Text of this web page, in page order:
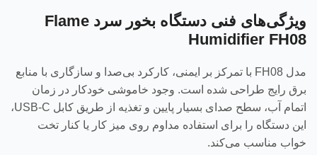
ویژگی‌های فنی دستگاه بخور سرد Flame
Humidifier FH08
مدل FH08 با تمرکز بر ایمنی، کارکرد بی‌صدا و سازگاری با منابع
برق رایج طراحی شده است. وجود خاموشی خودکار در زمان
اتمام آب، سطح صدای بسیار پایین و تغذیه از طریق کابل USB-C،
این دستگاه را برای استفاده مداوم روی میز کار یا کنار تخت
خواب مناسب می‌کند.